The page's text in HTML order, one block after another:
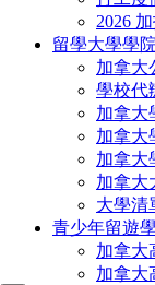
2026
留學大學學院
加拿大
學校代
加拿大
加拿大
加拿大
加拿大
大學清
青少年留遊
加拿大
加拿大